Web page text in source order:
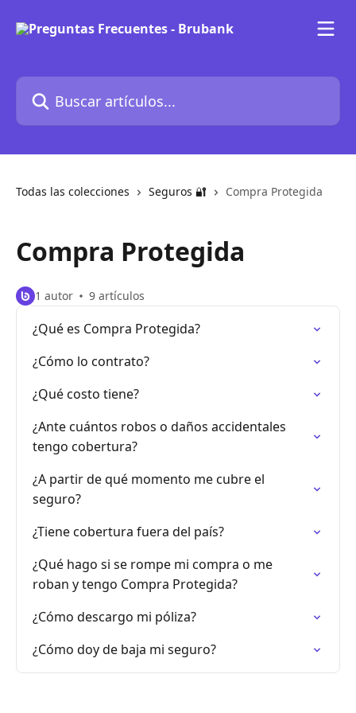
Buscar artículos...
Todas las colecciones Seguros 🔐 Compra Protegida
Compra Protegida
1 autor 9 artículos
¿Qué es Compra Protegida?
¿Cómo lo contrato?
¿Qué costo tiene?
¿Ante cuántos robos o daños accidentales
tengo cobertura?
¿A partir de qué momento me cubre el
seguro?
¿Tiene cobertura fuera del país?
¿Qué hago si se rompe mi compra o me
roban y tengo Compra Protegida?
¿Cómo descargo mi póliza?
¿Cómo doy de baja mi seguro?